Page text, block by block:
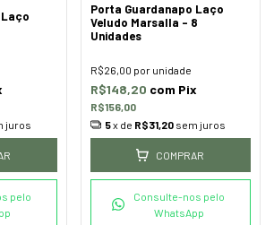
juros
pelo
Porta Guardanapo Laço
Veludo Marsalla - 8
Unidades
R$26,00 por unidade
R$156,00
R$148,20 com Pix
5x de R$31,20 sem juros
COMPRAR
Consulte-nos pelo
WhatsApp